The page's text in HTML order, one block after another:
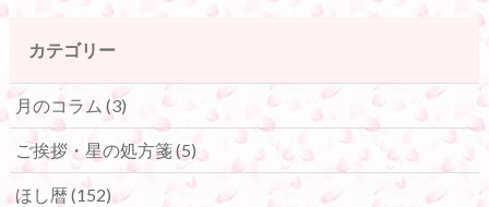
カテゴリー
月のコラム (3)
ご挨拶・星の処方箋(5)
ほし暦(152)